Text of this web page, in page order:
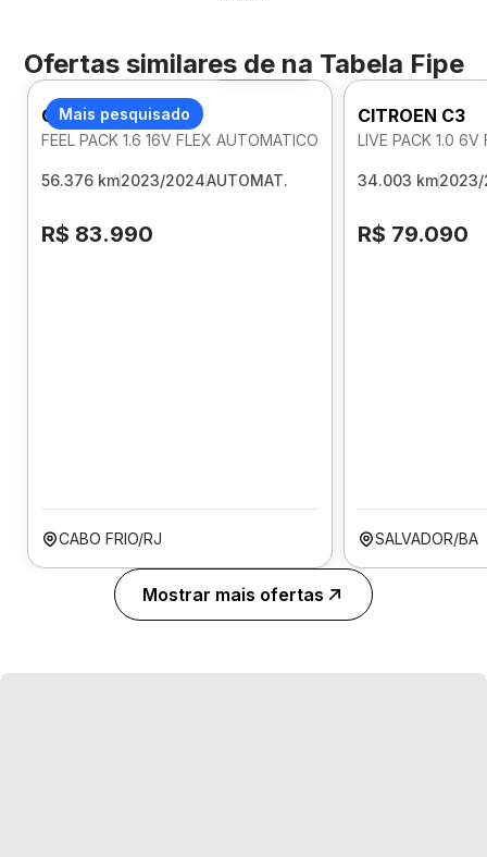
Ofertas similares de na Tabela Fipe
Mais pesquisado
Foto 360º
CITROEN C3
FEEL PACK 1.6 16V FLEX AUTOMATICO
56.376 km2023/2024AUTOMAT.
R$ 83.990
CABO FRIO/RJ
CITROEN C3
LIVE PACK 1.0 6V
34.003 km
R$ 79.090
SALVADOR/BA
Mostrar mais ofertas